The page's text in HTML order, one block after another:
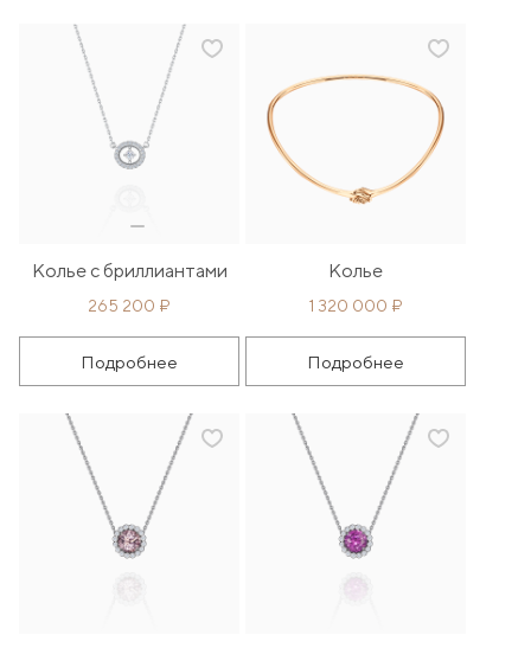
265 200 ₽
Колье с бриллиантами
Подробнее
1 320 000 ₽
Колье
Подробнее